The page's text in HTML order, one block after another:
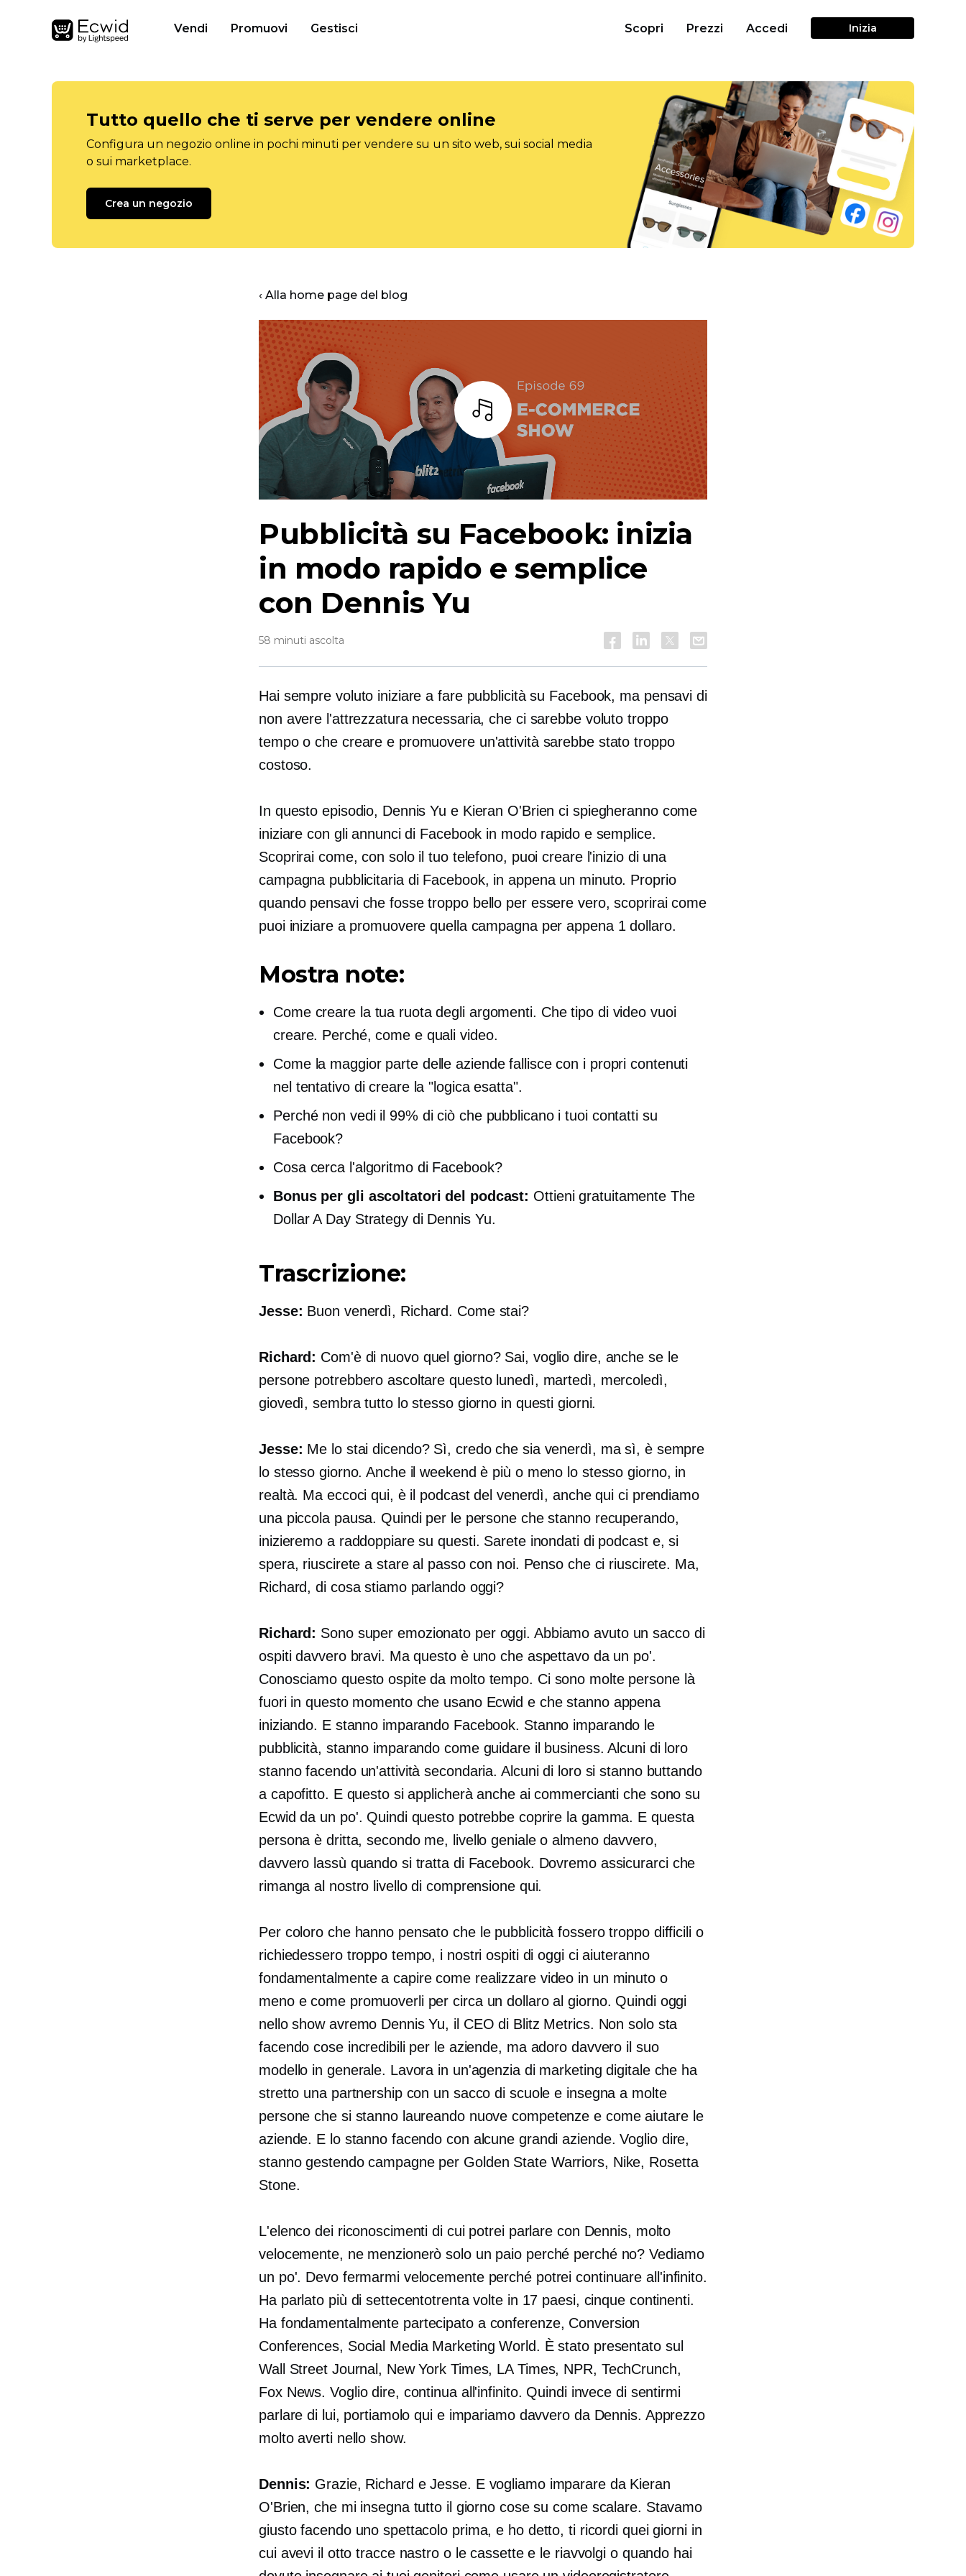
Vendi Promuovi Gestisci Scopri Prezzi Accedi Inizia
Tutto quello che ti serve per vendere online
Configura un negozio online in pochi minuti per vendere su un sito web, sui social media
o sui marketplace.
Crea un negozio
‹ Alla home page del blog
Ascoltare
Pubblicità su Facebook: inizia
in modo rapido e semplice
con Dennis Yu
58 minuti ascolta
Hai sempre voluto iniziare a fare pubblicità su Facebook, ma pensavi di
non avere l'attrezzatura necessaria, che ci sarebbe voluto troppo
tempo o che creare e promuovere un'attività sarebbe stato troppo
costoso.
In questo episodio, Dennis Yu e Kieran O'Brien ci spiegheranno come
iniziare con gli annunci di Facebook in modo rapido e semplice.
Scoprirai come, con solo il tuo telefono, puoi creare l'inizio di una
campagna pubblicitaria di Facebook, in appena un minuto. Proprio
quando pensavi che fosse troppo bello per essere vero, scoprirai come
puoi iniziare a promuovere quella campagna per appena 1 dollaro.
Mostra note:
Come creare la tua ruota degli argomenti. Che tipo di video vuoi
creare. Perché, come e quali video.
Come la maggior parte delle aziende fallisce con i propri contenuti
nel tentativo di creare la "logica esatta".
Perché non vedi il 99% di ciò che pubblicano i tuoi contatti su
Facebook?
Cosa cerca l'algoritmo di Facebook?
Bonus per gli ascoltatori del podcast: Ottieni gratuitamente The
Dollar A Day Strategy di Dennis Yu.
Trascrizione:
Jesse: Buon venerdì, Richard. Come stai?
Richard: Com'è di nuovo quel giorno? Sai, voglio dire, anche se le
persone potrebbero ascoltare questo lunedì, martedì, mercoledì,
giovedì, sembra tutto lo stesso giorno in questi giorni.
Jesse: Me lo stai dicendo? Sì, credo che sia venerdì, ma sì, è sempre
lo stesso giorno. Anche il weekend è più o meno lo stesso giorno, in
realtà. Ma eccoci qui, è il podcast del venerdì, anche qui ci prendiamo
una piccola pausa. Quindi per le persone che stanno recuperando,
inizieremo a raddoppiare su questi. Sarete inondati di podcast e, si
spera, riuscirete a stare al passo con noi. Penso che ci riuscirete. Ma,
Richard, di cosa stiamo parlando oggi?
Richard: Sono super emozionato per oggi. Abbiamo avuto un sacco di
ospiti davvero bravi. Ma questo è uno che aspettavo da un po'.
Conosciamo questo ospite da molto tempo. Ci sono molte persone là
fuori in questo momento che usano Ecwid e che stanno appena
iniziando. E stanno imparando Facebook. Stanno imparando le
pubblicità, stanno imparando come guidare il business. Alcuni di loro
stanno facendo un'attività secondaria. Alcuni di loro si stanno buttando
a capofitto. E questo si applicherà anche ai commercianti che sono su
Ecwid da un po'. Quindi questo potrebbe coprire la gamma. E questa
persona è dritta, secondo me, livello genialeo almeno davvero,
davvero lassù quando si tratta di Facebook. Dovremo assicurarci che
rimanga al nostro livello di comprensione qui.
Per coloro che hanno pensato che le pubblicità fossero troppo difficili o
richiedessero troppo tempo, i nostri ospiti di oggi ci aiuteranno
fondamentalmente a capire come realizzare video in un minuto o
meno e come promuoverli per circa un dollaro al giorno. Quindi oggi
nello show avremo Dennis Yu, il CEO di Blitz Metrics. Non solo sta
facendo cose incredibili per le aziende, ma adoro davvero il suo
modello in generale. Lavora in un'agenzia di marketing digitale che ha
stretto una partnership con un sacco di scuole e insegna a molte
persone che si stanno laureando nuove competenze e come aiutare le
aziende. E lo stanno facendo con alcune grandi aziende. Voglio dire,
stanno gestendo campagne per Golden State Warriors, Nike, Rosetta
Stone.
L'elenco dei riconoscimenti di cui potrei parlare con Dennis, molto
velocemente, ne menzionerò solo un paio perché perché no? Vediamo
un po'. Devo fermarmi velocemente perché potrei continuare all'infinito.
Ha parlato più di settecentotrenta volte in 17 paesi, cinque continenti.
Ha fondamentalmente partecipato a conferenze, Conversion
Conferences, Social Media Marketing World. È stato presentato sul
Wall Street Journal, New York Times, LA Times, NPR, TechCrunch,
Fox News. Voglio dire, continua all'infinito. Quindi invece di sentirmi
parlare di lui, portiamolo qui e impariamo davvero da Dennis. Apprezzo
molto averti nello show.
Dennis: Grazie, Richard e Jesse. E vogliamo imparare da Kieran
O'Brien, che mi insegna tutto il giorno cose su come scalare. Stavamo
giusto facendo uno spettacolo prima, e ho detto, ti ricordi quei giorni in
cui avevi il otto traccenastro o le cassette e le riavvolgi o quando hai